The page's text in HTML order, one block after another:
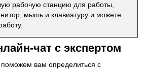
рабочую станцию для работы,
мышь и клавиатуру и можете
чат с экспертом
вам определиться с